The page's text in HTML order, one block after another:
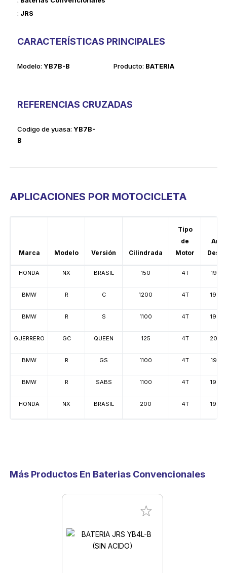
: JRS
CARACTERÍSTICAS PRINCIPALES
modelo:YB7B-B producto: BATERIA
REFERENCIAS CRUZADAS
codigo de yuasa:YB7B-
B
APLICACIONES POR MOTOCICLETA
Marca Modelo Versión Cilindrada
Tipo
de
Motor
Año
HONDA NX BRASIL 150 4T 1995
BMW R C 1200 4T 1998
BMW R S 1100 4T 1999
GUERRERO GC QUEEN 125 4T 2005
BMW R GS 1100 4T 1995
BMW R SABS 1100 4T 1999
HONDA NX BRASIL 200 4T 1998
Más Productos En Baterias Convencionales